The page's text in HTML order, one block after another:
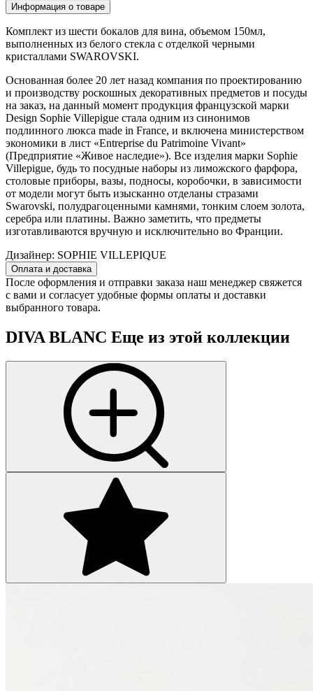
Информация о товаре
Комплект из шести бокалов для вина, объемом 150мл,
выполненных из белого стекла с отделкой черными
кристаллами SWAROVSKI.
Основанная более 20 лет назад компания по проектированию
и производству роскошных декоративных предметов и посуды
на заказ, на данный момент продукция французской марки
Design Sophie Villepigue стала одним из синонимов
подлинного люкса made in France, и включена министерством
экономики в лист «Entreprise du Patrimoine Vivant»
(Предприятие «Живое наследие»). Все изделия марки Sophie
Villepigue, будь то посудные наборы из лиможского фарфора,
столовые приборы, вазы, подносы, коробочки, в зависимости
от модели могут быть изысканно отделаны стразами
Swarovski, полудрагоценными камнями, тонким слоем золота,
серебра или платины. Важно заметить, что предметы
изготавливаются вручную и исключительно во Франции.
Дизайнер: SOPHIE VILLEPIQUE
Оплата и доставка
После оформления и отправки заказа наш менеджер свяжется
с вами и согласует удобные формы оплаты и доставки
выбранного товара.
DIVA BLANC Еще из этой коллекции